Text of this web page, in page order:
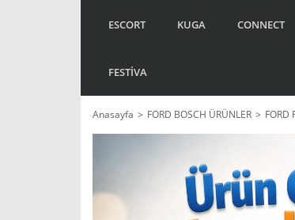
ESCORT KUGA CONNECT
FESTİVA
Anasayfa FORD BOSCH ÜRÜNLER
FORD